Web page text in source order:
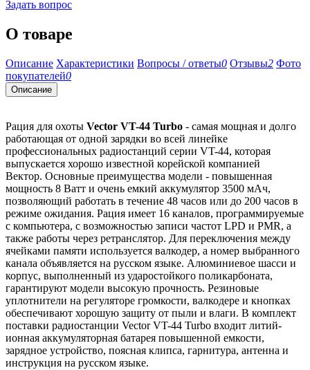
Задать вопрос
О товаре
Описание Характеристики Вопросы / ответы0 Отзывы2 Фото
покупателей0
Описание
Рация для охоты Vector VT-44 Turbo - самая мощная и долго
работающая от одной зарядки во всей линейке
профессиональных радиостанций серии VT-44, которая
выпускается хорошо известной корейской компанией
Вектор. Основные преимущества модели - повышенная
мощность 8 Ватт и очень емкий аккумулятор 3500 мАч,
позволяющий работать в течение 48 часов или до 200 часов в
режиме ожидания. Рация имеет 16 каналов, программируемые
с компьютера, с возможностью записи частот LPD и PMR, а
также работы через ретранслятор. Для переключения между
ячейками памяти используется валкодер, а номер выбранного
канала объявляется на русском языке. Алюминиевое шасси и
корпус, выполненный из ударостойкого поликарбоната,
гарантируют модели высокую прочность. Резиновые
уплотнители на регуляторе громкости, валкодере и кнопках
обеспечивают хорошую защиту от пыли и влаги. В комплект
поставки радиостанции Vector VT-44 Turbo входит литий-
ионная аккумуляторная батарея повышенной емкости,
зарядное устройство, поясная клипса, гарнитура, антенна и
инструкция на русском языке.